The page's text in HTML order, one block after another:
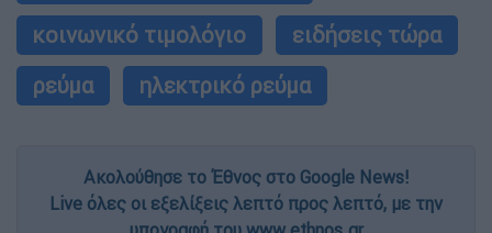
κοινωνικό τιμολόγιο
ειδήσεις τώρα
ρεύμα
ηλεκτρικό ρεύμα
Ακολούθησε το Έθνος στο Google News!
Live όλες οι εξελίξεις λεπτό προς λεπτό, με την